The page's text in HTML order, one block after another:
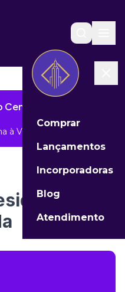
Comprar
Lançamentos
Incorporadoras
Blog
Atendimento
de Itapema - SC
Ven...